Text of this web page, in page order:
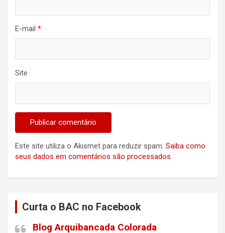
E-mail *
Site
Este site utiliza o Akismet para reduzir spam. Saiba como
seus dados em comentários são processados.
Curta o BAC no Facebook
Blog Arquibancada Colorada